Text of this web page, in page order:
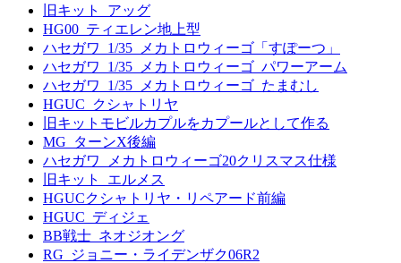
旧キット_アッグ
HG00_ティエレン地上型
ハセガワ_1/35_メカトロウィーゴ「すぽーつ」
ハセガワ_1/35_メカトロウィーゴ_パワーアーム
ハセガワ_1/35_メカトロウィーゴ_たまむし
HGUC_クシャトリヤ
旧キットモビルカプルをカプールとして作る
MG_ターンX後編
ハセガワ_メカトロウィーゴ20クリスマス仕様
旧キット_エルメス
HGUCクシャトリヤ・リペアード前編
HGUC_ディジェ
BB戦士_ネオジオング
RG_ジョニー・ライデンザク06R2